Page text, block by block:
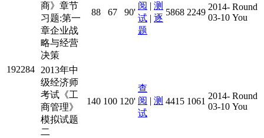
商》章节
习题:第一
章企业战
略与经营
决策
88 67 90'
阅 | 测
试 | 逐
题
5868 2249
2014-
03-10
Round
You
192284
2013年中
级经济师
考试《工
商管理》
模拟试题
二
140 100 120'
查
阅 | 测
试
4415 1061
2014-
03-10
Round
You